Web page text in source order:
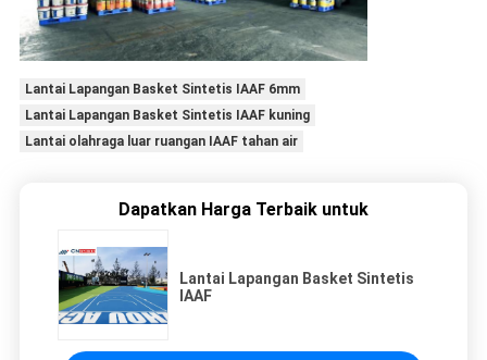
Lantai Lapangan Basket Sintetis IAAF 6mm
Lantai Lapangan Basket Sintetis IAAF kuning
Lantai olahraga luar ruangan IAAF tahan air
Dapatkan Harga Terbaik untuk
Lantai Lapangan Basket Sintetis
IAAF